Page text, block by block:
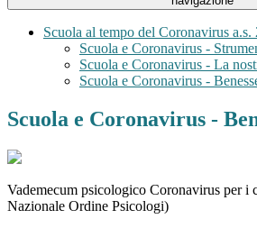
Scuola al tempo del Coronavirus a.s.
Scuola e Coronavirus -
Scuola e Coronavirus - La
Scuola e Coronavirus -
Scuola e Coronavirus -
Vademecum psicologico Coronavirus per i
Nazionale Ordine Psicologi)